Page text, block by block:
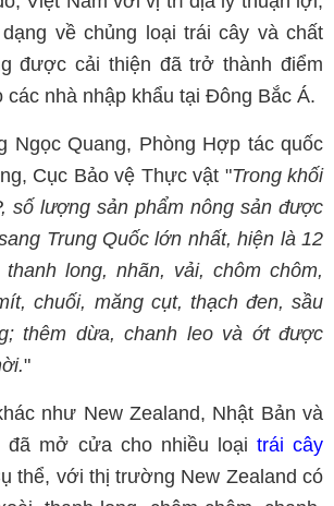
về chủng loại trái cây và chất
được cải thiện đã trở thành điểm
các nhà nhập khẩu tại Đông Bắc Á.
Ngọc Quang, Phòng Hợp tác quốc
Cục Bảo vệ Thực vật "Trong khối
số lượng sản phẩm nông sản được
Trung Quốc lớn nhất, hiện là 12
long, nhãn, vải, chôm chôm,
chuối, măng cụt, thạch đen, sầu
thêm dừa, chanh leo và ớt được
"
như New Zealand, Nhật Bản và
đã mở cửa cho nhiều loại trái cây
thể, với thị trường New Zealand có